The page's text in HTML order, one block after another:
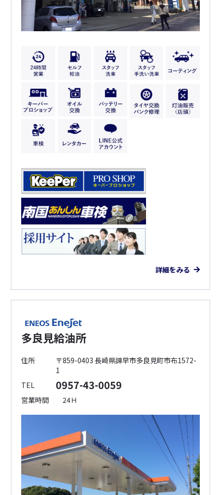
詳細をみる
多良見給油所
住所
〒859-0403 長崎県諫早市多良見町市布1572-
1
TEL
0957-43-0059
営業時間 24Ｈ